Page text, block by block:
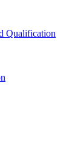
Qualification